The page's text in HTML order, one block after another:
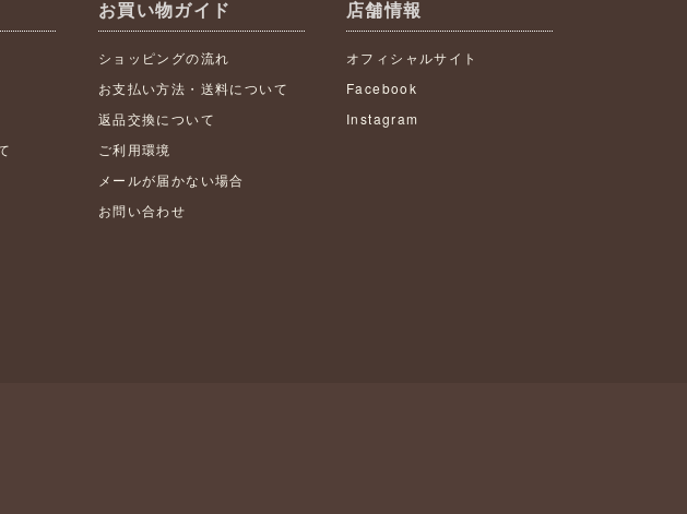
お買い物ガイド
ショッピングの流れ
お支払い方法・送料について
返品交換について
ご利用環境
メールが届かない場合
お問い合わせ
店舗情報
オフィシャルサイト
Facebook
Instagram